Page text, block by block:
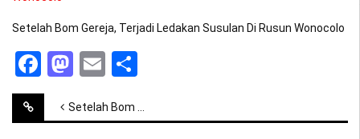
Setelah Bom Gereja, Terjadi Ledakan Susulan Di Rusun Wonocolo
Facebook
Mastodon
Email
Post
navigation
Setelah Bom Gereja, Terjadi Ledakan Susulan Di Rusun Wonocolo